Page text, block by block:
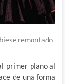
remontado
primer plano al
de una forma